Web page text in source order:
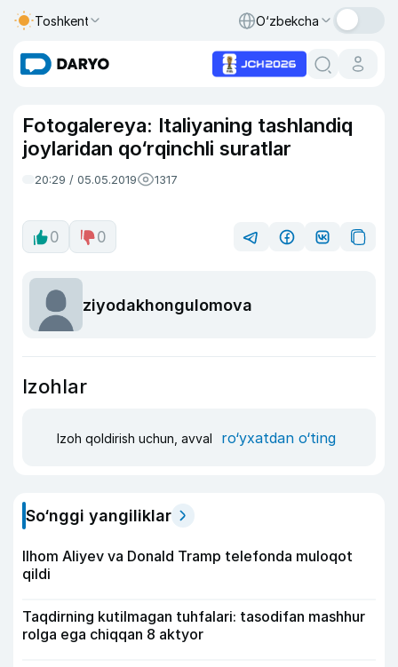
Toshkent O‘zbekcha
Fotogalereya: Italiyaning tashlandiq
joylaridan qo‘rqinchli suratlar
20:29 / 05.05.2019 1317
0 0
ziyodakhongulomova
Izohlar
Izoh qoldirish uchun, avval ro‘yxatdan o‘ting
So‘nggi yangiliklar
Ilhom Aliyev va Donald Tramp telefonda muloqot
qildi
Taqdirning kutilmagan tuhfalari: tasodifan mashhur
rolga ega chiqqan 8 aktyor